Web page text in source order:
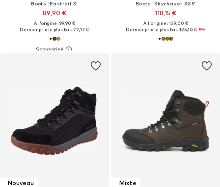
Boots 'Eastrail 3'
89,90 €
À l'origine : 99,90 €
Dernier prix le plus bas :72,17 €
Boots 'Skychaser AX5'
118,15 €
À l'origine : 139,00 €
Dernier prix le plus bas :125,10 €-5%
Nouveau Mixte